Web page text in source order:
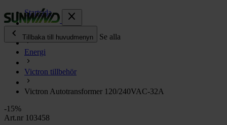
close
chevron_left
Tillbaka till huvudmenyn Se alla
Energi
Kök & Gasol chevron_right
Värme chevron_right
Startsida
Energi
Victron tillbehör
Victron Autotransformer 120/240VAC-32A
-15%
Art.nr 103458